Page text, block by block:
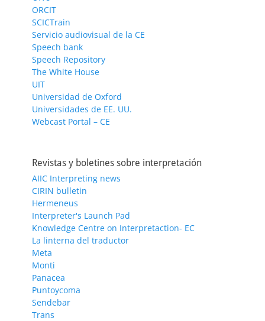
ORCIT
SCICTrain
Servicio audiovisual de la CE
Speech bank
Speech Repository
The White House
UIT
Universidad de Oxford
Universidades de EE. UU.
Webcast Portal – CE
Revistas y boletines sobre interpretación
AIIC Interpreting news
CIRIN bulletin
Hermeneus
Interpreter's Launch Pad
Knowledge Centre on Interpretaction- EC
La linterna del traductor
Meta
Monti
Panacea
Puntoycoma
Sendebar
Trans